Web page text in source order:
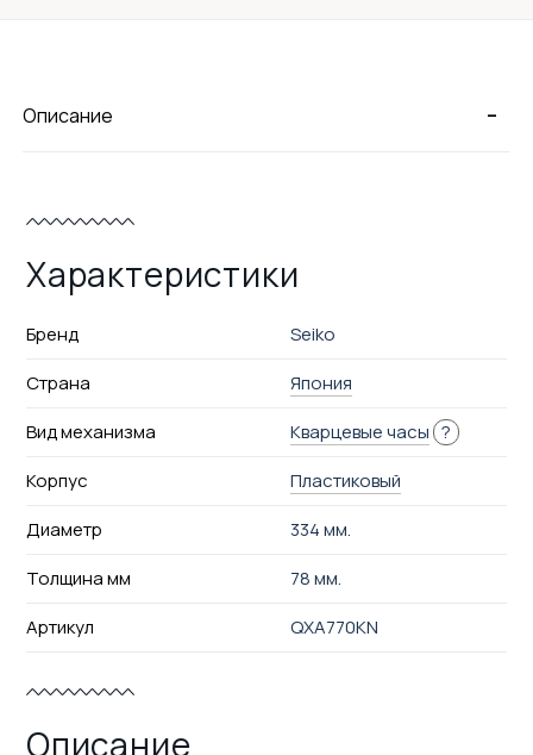
-
Описание
Характеристики
Бренд
Seiko
Страна
Япония
Вид механизма
Кварцевые часы ?
Корпус
Пластиковый
Диаметр
334 мм.
Толщина мм
78 мм.
Артикул
QXA770KN
Описание